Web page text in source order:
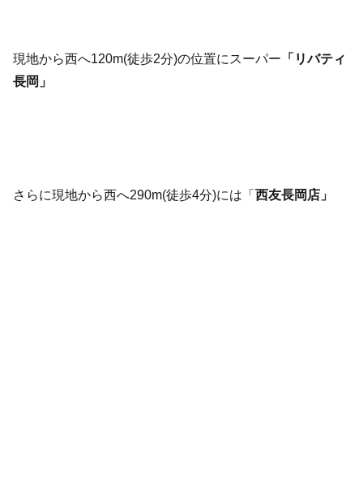
現地から西へ120m(徒歩2分)の位置にスーパー 「リバティ
長岡」
さらに現地から西へ290m(徒歩4分)には「西友長岡店」